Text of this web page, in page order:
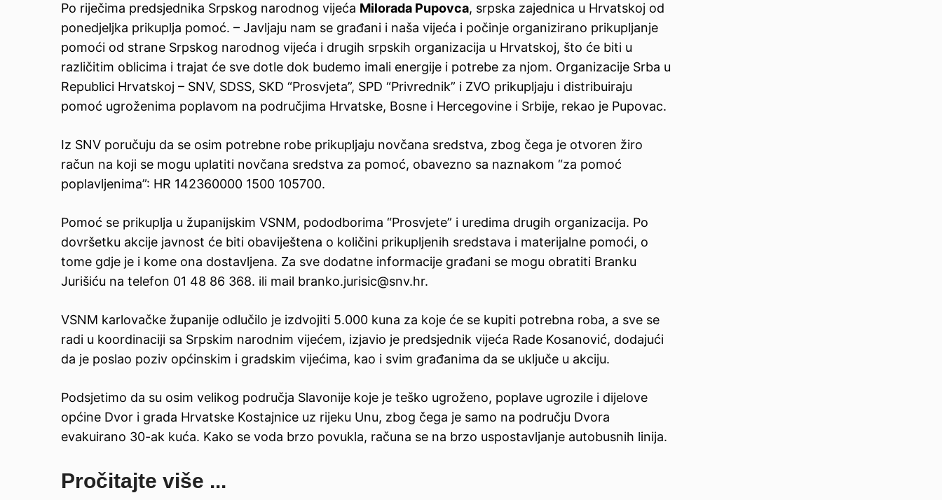
Po riječima predsjednika Srpskog narodnog vijeća Milorada Pupovca, srpska zajednica u Hrvatskoj od
ponedjeljka prikuplja pomoć. – Javljaju nam se građani i naša vijeća i počinje organizirano prikupljanje
pomoći od strane Srpskog narodnog vijeća i drugih srpskih organizacija u Hrvatskoj, što će biti u
različitim oblicima i trajat će sve dotle dok budemo imali energije i potrebe za njom. Organizacije Srba u
Republici Hrvatskoj – SNV, SDSS, SKD “Prosvjeta”, SPD “Privrednik” i ZVO prikupljaju i distribuiraju
pomoć ugroženima poplavom na područjima Hrvatske, Bosne i Hercegovine i Srbije, rekao je Pupovac.
Iz SNV poručuju da se osim potrebne robe prikupljaju novčana sredstva, zbog čega je otvoren žiro
račun na koji se mogu uplatiti novčana sredstva za pomoć, obavezno sa naznakom “za pomoć
poplavljenima”: HR 142360000 1500 105700.
Pomoć se prikuplja u županijskim VSNM, pododborima “Prosvjete” i uredima drugih organizacija. Po
dovršetku akcije javnost će biti obaviještena o količini prikupljenih sredstava i materijalne pomoći, o
tome gdje je i kome ona dostavljena. Za sve dodatne informacije građani se mogu obratiti Branku
Jurišiću na telefon 01 48 86 368. ili mail branko.jurisic@snv.hr.
VSNM karlovačke županije odlučilo je izdvojiti 5.000 kuna za koje će se kupiti potrebna roba, a sve se
radi u koordinaciji sa Srpskim narodnim vijećem, izjavio je predsjednik vijeća Rade Kosanović, dodajući
da je poslao poziv općinskim i gradskim vijećima, kao i svim građanima da se uključe u akciju.
Podsjetimo da su osim velikog područja Slavonije koje je teško ugroženo, poplave ugrozile i dijelove
općine Dvor i grada Hrvatske Kostajnice uz rijeku Unu, zbog čega je samo na području Dvora
evakuirano 30-ak kuća. Kako se voda brzo povukla, računa se na brzo uspostavljanje autobusnih linija.
Pročitajte više ...